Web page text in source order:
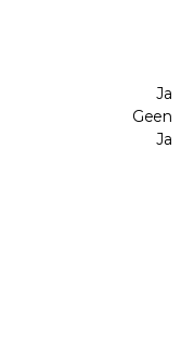
Ja
Geen
Ja